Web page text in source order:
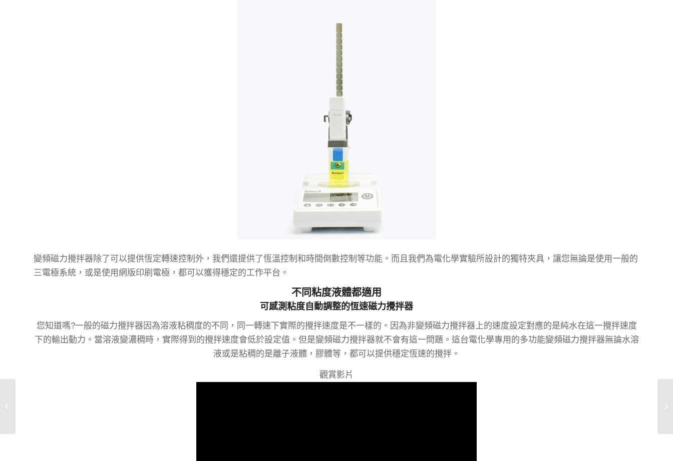
變頻磁力攪拌器除了可以提供恆定轉速控制外，我們還提供了恆溫控制和時間倒數控制等功能。而且我們為電化學實驗所設計的獨特夾具，讓您無論是使用一般的
三電極系統，或是使用網版印刷電極，都可以獲得穩定的工作平台。
不同粘度液體都適用
可感測粘度自動調整的恆速磁力攪拌器
您知道嗎?一般的磁力攪拌器因為溶液粘稠度的不同，同一轉速下實際的攪拌速度是不一樣的。因為非變頻磁力攪拌器上的速度設定對應的是純水在這一攪拌速度
下的輸出動力。當溶液變濃稠時，實際得到的攪拌速度會低於設定值。但是變頻磁力攪拌器就不會有這一問題。這台電化學專用的多功能變頻磁力攪拌器無論水溶
液或是粘稠的是離子液體，膠體等，都可以提供穩定恆速的攪拌。
觀賞影片